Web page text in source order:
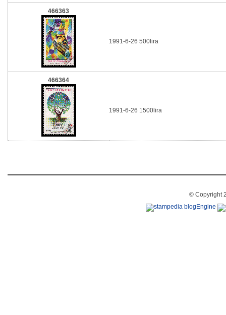
466363
1991-6-26 500lira
466364
1991-6-26 1500lira
© Copyright